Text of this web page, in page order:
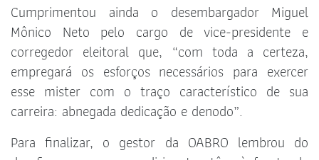
Cumprimentou ainda o desembargador Miguel
Mônico Neto pelo cargo de vice-presidente e
corregedor eleitoral que, “com toda a certeza,
empregará os esforços necessários para exercer
esse mister com o traço característico de sua
carreira: abnegada dedicação e denodo”.
Para finalizar, o gestor da OABRO lembrou do